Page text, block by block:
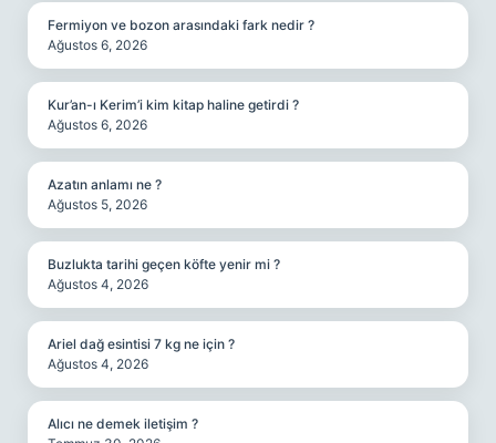
Fermiyon ve bozon arasındaki fark nedir ?
Ağustos 6, 2026
Kur’an-ı Kerim’i kim kitap haline getirdi ?
Ağustos 6, 2026
Azatın anlamı ne ?
Ağustos 5, 2026
Buzlukta tarihi geçen köfte yenir mi ?
Ağustos 4, 2026
Ariel dağ esintisi 7 kg ne için ?
Ağustos 4, 2026
Alıcı ne demek iletişim ?